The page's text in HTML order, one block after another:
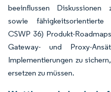
beeinflussen Diskussionen
sowie fähigkeitsorientierte
CSWP 36) Produkt-
Gateway- und Proxy-
Implementierungen zu
ersetzen zu müssen.